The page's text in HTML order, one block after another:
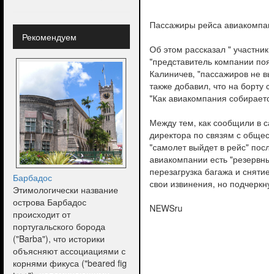
Рекомендуем
Барбадос
Этимологически название
острова Барбадос
происходит от
португальского борода
("Barba"), что историки
объясняют ассоциациями с
корнями фикуса ("beared fig
Пассажиры рейса
Об этом рассказал "
"представитель компании
Калиничев, "пассажиров не
также добавил, что на
"Как авиакомпания
Между тем, как сообщили в
директора по связям с
"самолет выйдет в рейс"
авиакомпании есть
перезагрузка багажа и
свои извинения, но
NEWSru